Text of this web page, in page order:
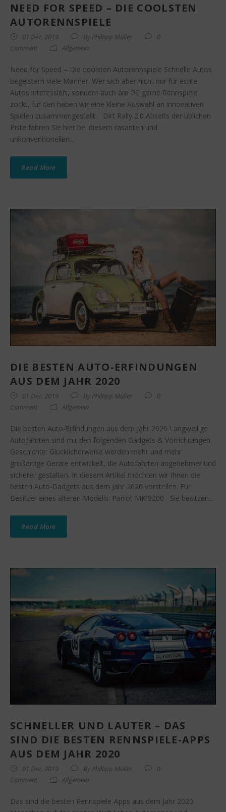
NEED FOR SPEED – DIE COOLSTEN
AUTORENNSPIELE
01 Dez. 2019 By Phillipp Müller
0
Comment
Allgemein
Need for Speed – Die coolsten Autorennspiele Schnelle Autos
begeistern viele Männer. Wer sich aber nicht nur für echte
Autos interessiert, sondern auch am PC gerne Rennspiele
zockt, für den haben wir eine kleine Auswahl an innovativen
Spielen zusammengestellt. Dirt Rally 2.0 Abseits der üblichen
Piste fahren Sie hier bei diesem rasanten und
unkonventionellen...
Read More
DIE BESTEN AUTO-ERFINDUNGEN
AUS DEM JAHR 2020
01 Dez. 2019 By Phillipp Müller
0
Comment
Allgemein
Die besten Auto-Erfindungen aus dem Jahr 2020 Langweilige
Autofahrten sind mit den folgenden Gadgets & Vorrichtungen
Geschichte: Glücklicherweise werden mehr und mehr
großartige Geräte entwickelt, die Autofahrten angenehmer und
sicherer gestalten. In diesem Artikel möchten wir Ihnen die
besten Auto-Gadgets aus dem Jahr 2020 vorstellen. Für
Besitzer eines älteren Modells: Parrot MKI9200 Sie besitzen...
Read More
SCHNELLER UND LAUTER – DAS
SIND DIE BESTEN RENNSPIELE-APPS
AUS DEM JAHR 2020
01 Dez. 2019 By Phillipp Müller
0
Comment
Allgemein
Das sind die besten Rennspiele-Apps aus dem Jahr 2020